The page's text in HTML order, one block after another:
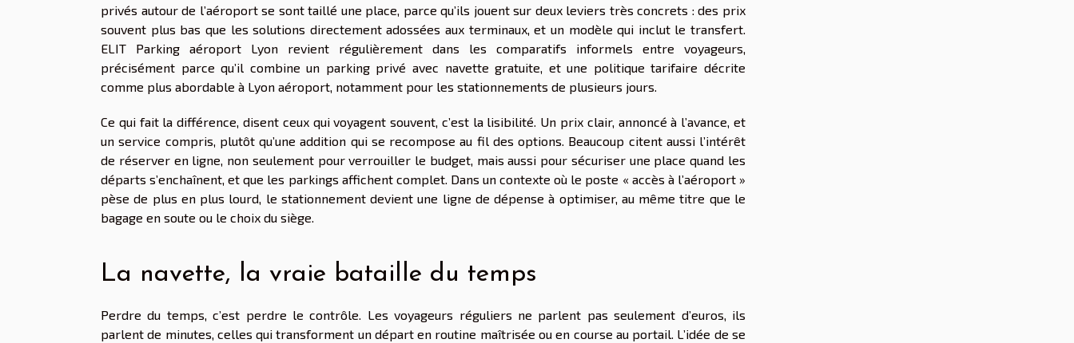
privés autour de l’aéroport se sont taillé une place, parce qu’ils jouent sur deux leviers très concrets : des prix
souvent plus bas que les solutions directement adossées aux terminaux, et un modèle qui inclut le transfert.
ELIT Parking aéroport Lyon revient régulièrement dans les comparatifs informels entre voyageurs,
précisément parce qu’il combine un parking privé avec navette gratuite, et une politique tarifaire décrite
comme plus abordable à Lyon aéroport, notamment pour les stationnements de plusieurs jours.
Ce qui fait la différence, disent ceux qui voyagent souvent, c’est la lisibilité. Un prix clair, annoncé à l’avance, et
un service compris, plutôt qu’une addition qui se recompose au fil des options. Beaucoup citent aussi l’intérêt
de réserver en ligne, non seulement pour verrouiller le budget, mais aussi pour sécuriser une place quand les
départs s’enchaînent, et que les parkings affichent complet. Dans un contexte où le poste « accès à l’aéroport »
pèse de plus en plus lourd, le stationnement devient une ligne de dépense à optimiser, au même titre que le
bagage en soute ou le choix du siège.
La navette, la vraie bataille du temps
Perdre du temps, c’est perdre le contrôle. Les voyageurs réguliers ne parlent pas seulement d’euros, ils
parlent de minutes, celles qui transforment un départ en routine maîtrisée ou en course au portail. L’idée de se